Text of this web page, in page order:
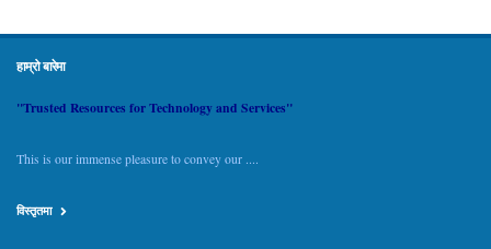
हाम्रो बारेमा
"Trusted Resources for Technology and Services"
This is our immense pleasure to convey our ....
विस्तृतमा